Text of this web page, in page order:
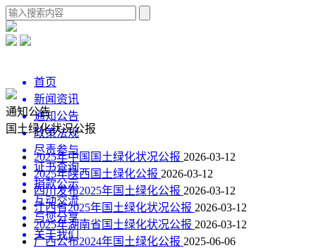
首页
新闻资讯
通知公告
政策法规
尽责参与
证书查询
捐款公示
互动交流
与您分享
关于我们
通知公告
国土绿化状况公报
2025年中国国土绿化状况公报 2026-03-12
2025年陕西国土绿化公报 2026-03-12
四川发布2025年国土绿化公报 2026-03-12
江西省2025年国土绿化状况公报 2026-03-12
2025年湖南省国土绿化状况公报 2026-03-12
广西公布2024年国土绿化公报 2025-06-06